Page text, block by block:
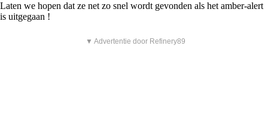
Laten we hopen dat ze net zo snel wordt gevonden als het amber-alert
is uitgegaan !
▼ Advertentie door Refinery89